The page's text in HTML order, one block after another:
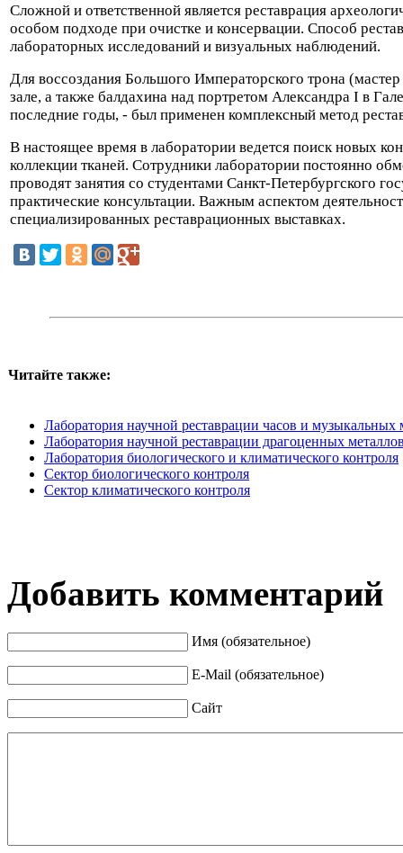
Сложной и ответственной является реставрация
особом подходе при очистке и консервации. Способ
лабораторных исследований и визуальных наблюдений.
Для воссоздания Большого Императорского трона
зале, а также балдахина над портретом Александра I в
последние годы, - был применен комплексный метод
В настоящее время в лаборатории ведется поиск новых
коллекции тканей. Сотрудники лаборатории постоянно
проводят занятия со студентами Санкт-Петербургского
практические консультации. Важным аспектом
специализированных реставрационных выставках.
Читайте также:
Лаборатория научной реставрации часов и музыкальных
Лаборатория научной реставрации драгоценных
Лаборатория биологического и климатического контроля
Сектор биологического контроля
Сектор климатического контроля
Добавить комментарий
Имя (обязательное)
E-Mail (обязательное)
Сайт